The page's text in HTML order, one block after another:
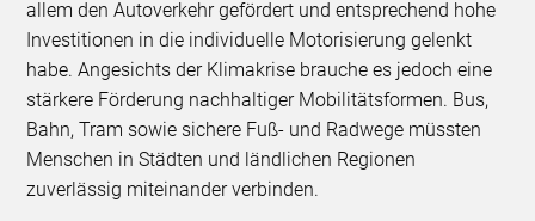
allem den Autoverkehr gefördert und entsprechend hohe
Investitionen in die individuelle Motorisierung gelenkt
habe. Angesichts der Klimakrise brauche es jedoch eine
stärkere Förderung nachhaltiger Mobilitätsformen. Bus,
Bahn, Tram sowie sichere Fuß- und Radwege müssten
Menschen in Städten und ländlichen Regionen
zuverlässig miteinander verbinden.